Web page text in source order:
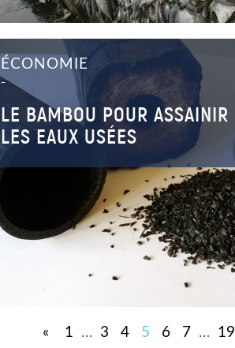
ÉCONOMIE
–
LE BAMBOU POUR ASSAINIR
LES EAUX USÉES
« 1 … 3 4 5 6 7 … 19